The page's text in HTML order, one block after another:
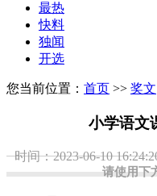
请使用下
最热
快料
独闻
开选
您当前位置： 首页 >> 奖文
小学语文
时间：2023-06-10